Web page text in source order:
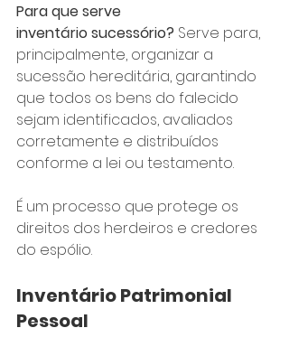
Para que serve
inventáriosucessório? Serve para,
principalmente, organizar a
sucessão hereditária, garantindo
que todos os bens do falecido
sejam identificados, avaliados
corretamente e distribuídos
conforme a lei ou testamento.
É um processo que protege os
direitos dos herdeiros e credores
do espólio.
Inventário Patrimonial
Pessoal